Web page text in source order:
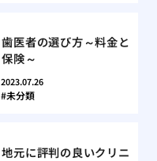
歯医者の選び方～料金と
保険～
2023.07.26
未分類
地元に評判の良いクリニ